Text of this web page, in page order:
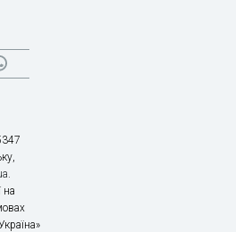
.
на